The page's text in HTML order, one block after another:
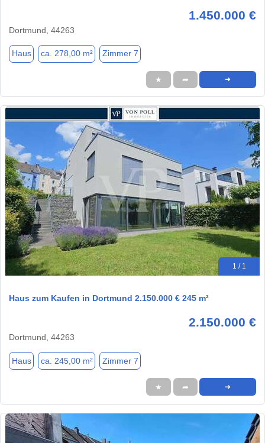
1.450.000 €
Dortmund, 44263
Haus ca. 278,00 m² Zimmer 7
★ ➦ ➜
1 / 1
Haus zum Kaufen in Dortmund 2.150.000 € 245 m²
2.150.000 €
Dortmund, 44263
Haus ca. 245,00 m² Zimmer 7
★ ➦ ➜